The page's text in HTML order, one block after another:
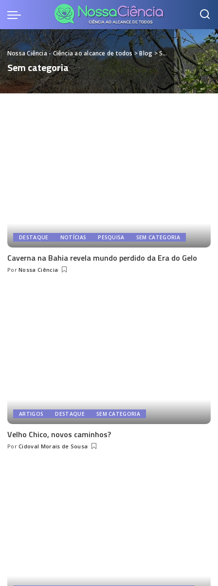
Nossa Ciência - Ciência ao alcance de todos>Blog>Sem categoria
Sem categoria
DESTAQUE NOTÍCIAS PESQUISA SEM CATEGORIA
Caverna na Bahia revela mundo perdido da Era do Gelo
Posted
Por Nossa Ciência
ARTIGOS DESTAQUE SEM CATEGORIA
Velho Chico, novos caminhos?
Posted
Por Cidoval Morais de Sousa